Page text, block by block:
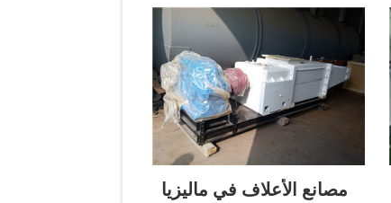
مصانع الأعلاف في ماليزيا